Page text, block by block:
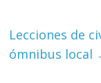
Lecciones de
ómnibus local